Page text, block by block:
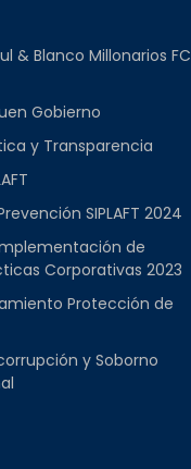
& Blanco Millonarios FC
Gobierno
y Transparencia
SIPLAFT 2024
de
Corporativas 2023
Protección de
y Soborno